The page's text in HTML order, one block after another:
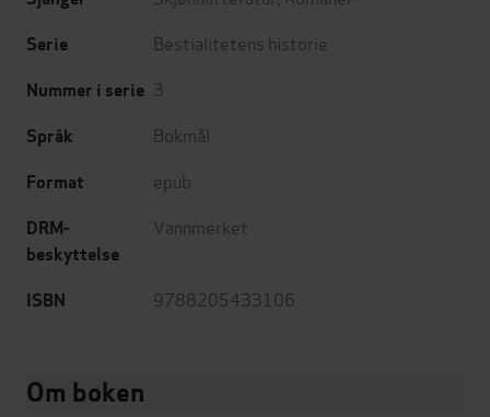
Serie Bestialitetens historie
Nummer i serie 3
Språk Bokmål
Format epub
DRM-
beskyttelse
Vannmerket
ISBN 9788205433106
Om boken